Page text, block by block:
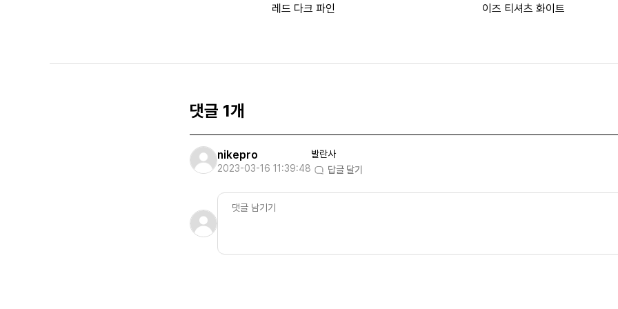
레드 다크 파인 이즈 티셔츠 화이트
댓글 1개
nikepro
2023-03-16 11:39:48
발란사
답글 달기